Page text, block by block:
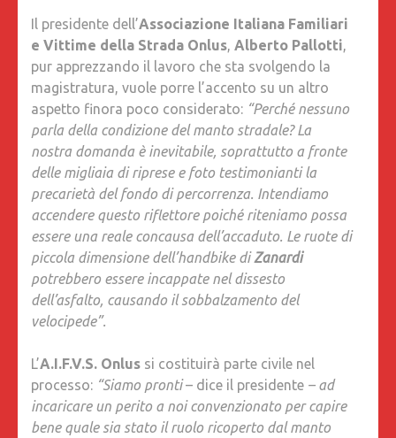
Il presidente dell’Associazione Italiana Familiari
e Vittime della Strada Onlus, Alberto Pallotti,
pur apprezzando il lavoro che sta svolgendo la
magistratura, vuole porre l’accento su un altro
aspetto finora poco considerato: “Perché nessuno
parla della condizione del manto stradale? La
nostra domanda è inevitabile, soprattutto a fronte
delle migliaia di riprese e foto testimonianti la
precarietà del fondo di percorrenza. Intendiamo
accendere questo riflettore poiché riteniamo possa
essere una reale concausa dell’accaduto. Le ruote di
piccola dimensione dell’handbike diZanardi
potrebbero essere incappate nel dissesto
dell’asfalto, causando il sobbalzamento del
velocipede”.
L’A.I.F.V.S. Onlus si costituirà parte civile nel
processo: “Siamo pronti– dice il presidente – ad
incaricare un perito a noi convenzionato per capire
bene quale sia stato il ruolo ricoperto dal manto